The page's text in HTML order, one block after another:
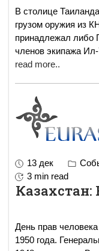
В столице
грузом оружия из
принадлежал либо
членов экипажа
read more..
13 дек
3 min read
День прав
1950 года.